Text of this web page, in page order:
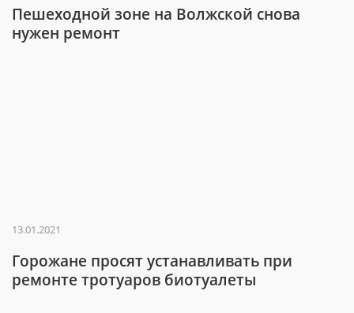
Пешеходной зоне на Волжской снова
нужен ремонт
13.01.2021
Горожане просят устанавливать при
ремонте тротуаров биотуалеты